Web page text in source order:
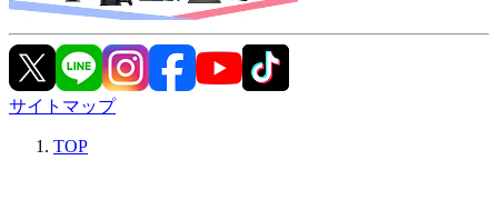
サイトマップ
TOP